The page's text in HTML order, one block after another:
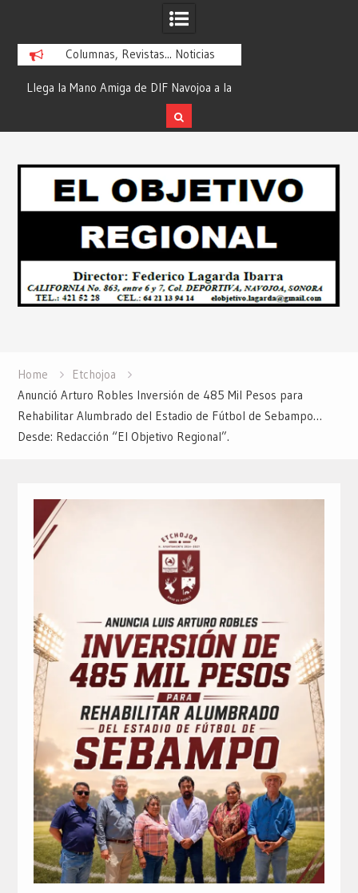
Columnas, Revistas... Noticias
Llega la Mano Amiga de DIF Navojoa a la
Ampliación Beltrones con la Feria de
Servicios… Desde: Redacción “El
Redacción “El
Home
Etchojoa
Anunció Arturo Robles Inversión de 485 Mil Pesos para
Rehabilitar Alumbrado del Estadio de Fútbol de Sebampo…
Desde: Redacción “El Objetivo Regional”.